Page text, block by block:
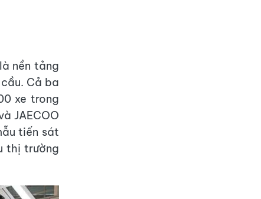
nền tảng
Cả ba
xe trong
JAECOO
tiến sát
thị trường